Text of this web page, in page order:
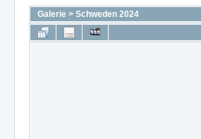
Galerie > Schweden 2024